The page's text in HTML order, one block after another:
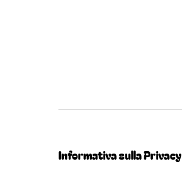
Informativa sulla Privacy